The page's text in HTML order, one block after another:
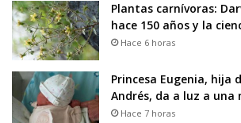
Plantas carnívoras:
hace 150 años y la
Hace 6 horas
Princesa Eugenia, hija
Andrés, da a luz a una
Hace 7 horas